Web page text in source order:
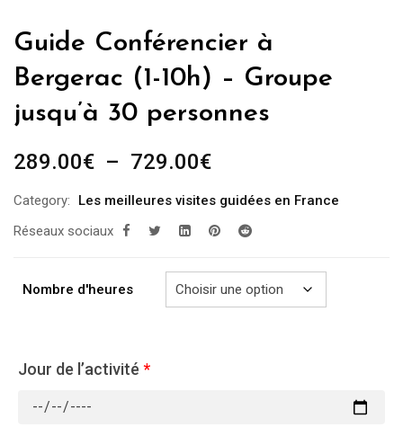
Guide Conférencier à
Bergerac (1-10h) – Groupe
jusqu’à 30 personnes
289.00€ – 729.00€Plage
prix :
289.00€
729.00€
Category:
Les meilleures visites guidées en France
Réseaux sociaux
Nombre d'heures
Jour de l’activité *